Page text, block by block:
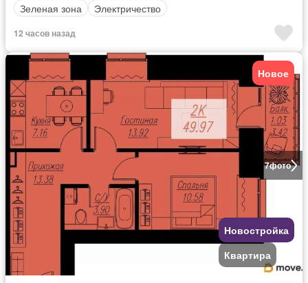
Зеленая зона
Электричество
12 часов назад
7фото
Новое
Новостройка
Квартира